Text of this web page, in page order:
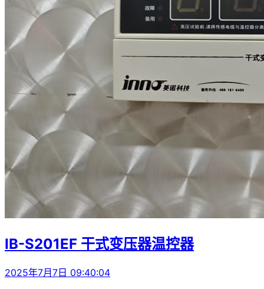
IB-S201EF 干式变压器温控器
2025年7月7日 09:40:04